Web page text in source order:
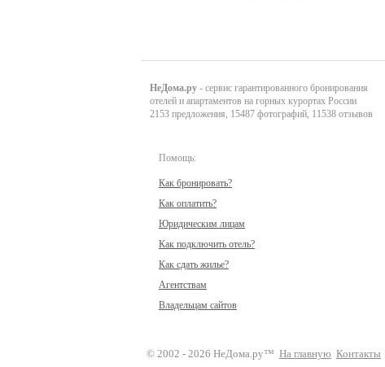
НеДома.ру - сервис гарантированного бронирования
отелей и апартаментов на горных курортах России
2153 предложения, 15487 фотографий, 11538 отзывов
Помощь:
Как бронировать?
Как оплатить?
Юридическим лицам
Как подключить отель?
Как сдать жилье?
Агентствам
Владельцам сайтов
© 2002 - 2026 НеДома.ру™ На главную Контакты